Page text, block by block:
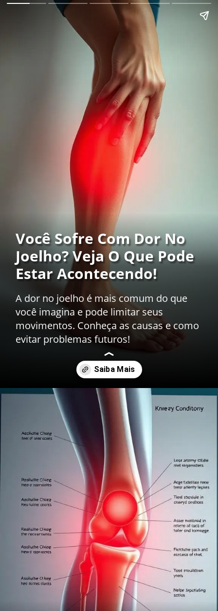
Você Sofre Com Dor No
Joelho? Veja O Que Pode
Estar Acontecendo!
A dor no joelho é mais comum do que
você imagina e pode limitar seus
movimentos. Conheça as causas e como
evitar problemas futuros!